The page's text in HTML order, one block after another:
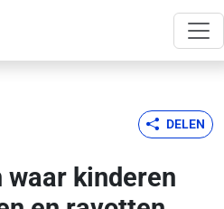
DELEN
waar kinderen